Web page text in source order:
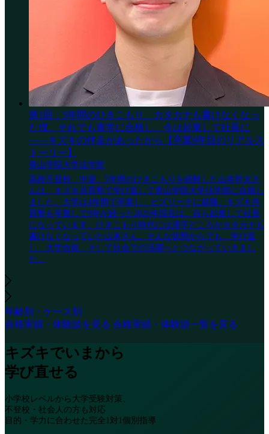
第1回：5年間のひきこもり、カタカナも書けなくなっ
た僕。それでも青学に合格し、今は起業して社長に
——キズキの伴走があったから【卒業9年目のリアルス
トーリー】
青山学院大学法学部
高校不登校、中退、5年間のひきこもりを経験した山本幹太さ
んは、キズキ共育塾で学び直して青山学院大学法学部に合格し
ました。大学は4年間で卒業し、ビズリーチに就職。キズキ共
育塾を卒業して9年が経った2025年現在は、自ら起業して社長
になっています。ひきこもり時代には漢字どころかカタカナも
書けなくなっていた山本さん。そんな状態からでも、学び直
し、大学合格、そして社会での活躍へとつながっていきまし
た。
年齢別・ケース別
合格実績・体験談を見る 合格実績・体験談一覧を見る
キズキでいまから
学び直せる
小学校レベルから大学受験対策、
不登校・社会人の方も対応
目的・学力に合わせた完全1対1個別指導